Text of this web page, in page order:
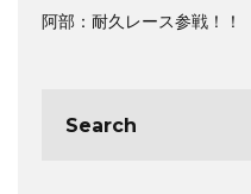
阿部：耐久レース参戦！！